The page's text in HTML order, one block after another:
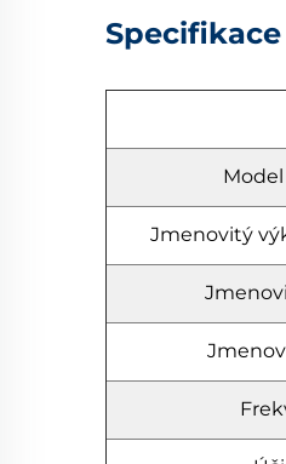
Jmenovitý